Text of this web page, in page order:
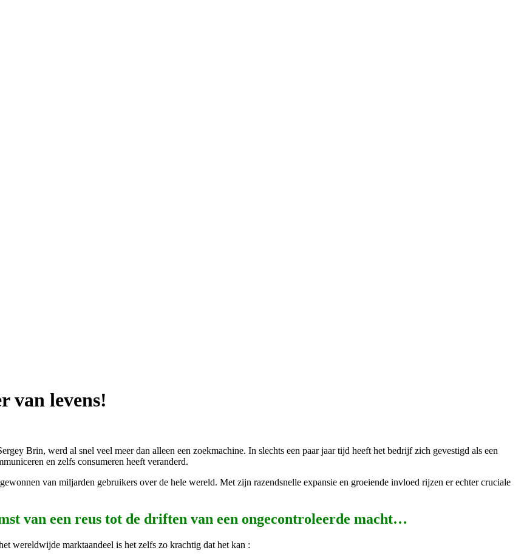
van levens!
Brin, werd al snel veel meer dan alleen een zoekmachine. In slechts een paar jaar tijd heeft het bedrijf zich gevestigd als een
en zelfs consumeren heeft veranderd.
van miljarden gebruikers over de hele wereld. Met zijn razendsnelle expansie en groeiende invloed rijzen er echter cruciale
van een reus tot de driften van een ongecontroleerde macht…
wereldwijde marktaandeel is het zelfs zo krachtig dat het kan :